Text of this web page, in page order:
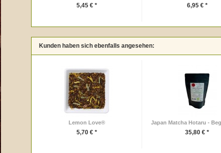
5,45 € * 6,95 € *
Kunden haben sich ebenfalls angesehen:
Lemon Love®
5,70 € *
Japan Matcha Hotaru -
35,80 € *